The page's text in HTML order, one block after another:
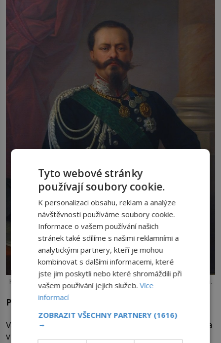
Král Viktor Emanuel II. se marně snaží o smír se Svatým otcem.
Pomstí se exkomunikací
Vatikánský koncil stále ještě zasedá, když do Říma
v září 1870 vpadne italská armáda pod velením
Tyto webové stránky
používají soubory cookie.
K personalizaci obsahu, reklam a analýze
návštěvnosti používáme soubory cookie.
Informace o vašem používání našich
stránek také sdílíme s našimi reklamními a
analytickými partnery, kteří je mohou
kombinovat s dalšími informacemi, které
jste jim poskytli nebo které shromáždili při
vašem používání jejich služeb.Více
informací
ZOBRAZIT VŠECHNY PARTNERY (1616)
→